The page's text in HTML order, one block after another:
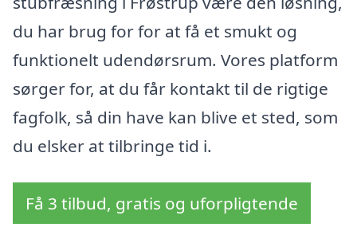
du har brug for for at få et smukt og
funktionelt udendørsrum. Vores platform
sørger for, at du får kontakt til de rigtige
fagfolk, så din have kan blive et sted, som
du elsker at tilbringe tid i.
Få 3 tilbud, gratis og uforpligtende